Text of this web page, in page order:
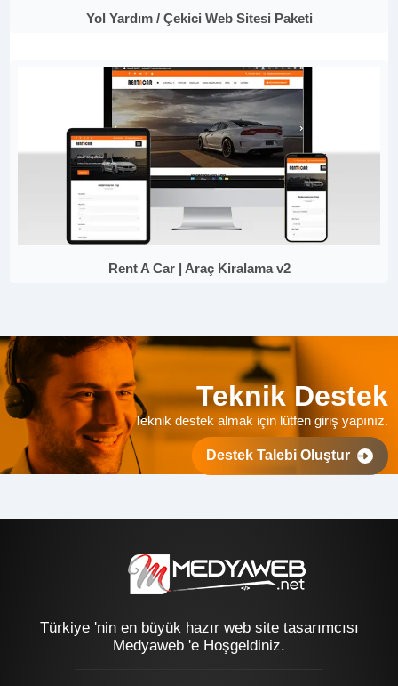
Yol Yardım / Çekici Web Sitesi Paketi
Rent A Car | Araç Kiralama v2
Teknik Destek
Teknik destek almak için lütfen giriş yapınız.
Destek Talebi Oluştur
Türkiye 'nin en büyük hazır web site tasarımcısı
Medyaweb 'e Hoşgeldiniz.